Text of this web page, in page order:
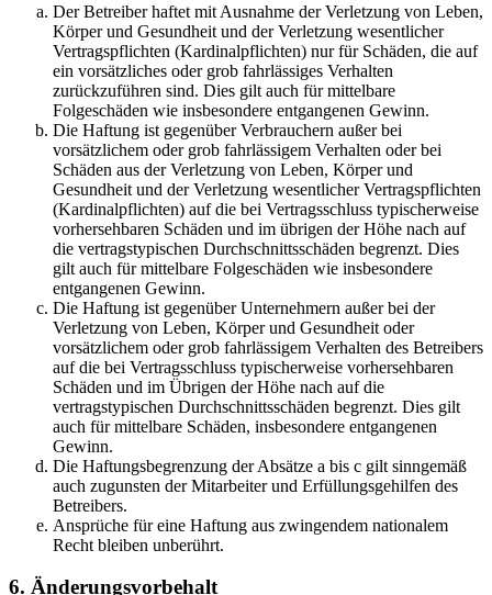
Der Betreiber haftet mit Ausnahme der Verletzung von Leben,
Körper und Gesundheit und der Verletzung wesentlicher
Vertragspflichten (Kardinalpflichten) nur für Schäden, die auf
ein vorsätzliches oder grob fahrlässiges Verhalten
zurückzuführen sind. Dies gilt auch für mittelbare
Folgeschäden wie insbesondere entgangenen Gewinn.
Die Haftung ist gegenüber Verbrauchern außer bei
vorsätzlichem oder grob fahrlässigem Verhalten oder bei
Schäden aus der Verletzung von Leben, Körper und
Gesundheit und der Verletzung wesentlicher Vertragspflichten
(Kardinalpflichten) auf die bei Vertragsschluss typischerweise
vorhersehbaren Schäden und im übrigen der Höhe nach auf
die vertragstypischen Durchschnittsschäden begrenzt. Dies
gilt auch für mittelbare Folgeschäden wie insbesondere
entgangenen Gewinn.
Die Haftung ist gegenüber Unternehmern außer bei der
Verletzung von Leben, Körper und Gesundheit oder
vorsätzlichem oder grob fahrlässigem Verhalten des Betreibers
auf die bei Vertragsschluss typischerweise vorhersehbaren
Schäden und im Übrigen der Höhe nach auf die
vertragstypischen Durchschnittsschäden begrenzt. Dies gilt
auch für mittelbare Schäden, insbesondere entgangenen
Gewinn.
Die Haftungsbegrenzung der Absätze a bis c gilt sinngemäß
auch zugunsten der Mitarbeiter und Erfüllungsgehilfen des
Betreibers.
Ansprüche für eine Haftung aus zwingendem nationalem
Recht bleiben unberührt.
6. Änderungsvorbehalt